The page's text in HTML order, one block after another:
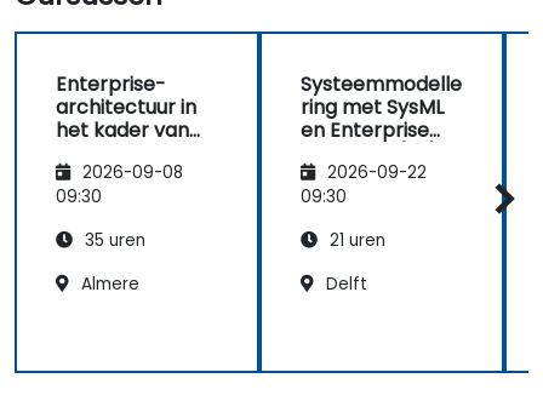
Enterprise-
architectuur in
het kader van
2026-09-08
09:30
35 uren
Almere
Systeemmodelle
ring met SysML
en Enterprise
2026-09-22
09:30
21 uren
Delft